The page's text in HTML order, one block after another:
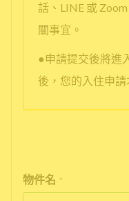
話、LINE 或
關事宜。
●申請提交後將進
後，您的入住申請
物件名 *